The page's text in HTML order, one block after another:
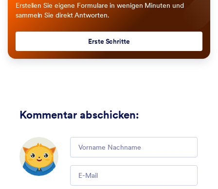
Erstellen Sie eigene Formulare in wenigen Minuten und
sammeln Sie direkt Antworten.
Erste Schritte
Kommentar abschicken:
Comment
Email